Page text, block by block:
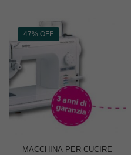
47% OFF
MACCHINA PER CUCIRE